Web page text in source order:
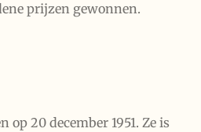
prijzen gewonnen.
20 december 1951. Ze is